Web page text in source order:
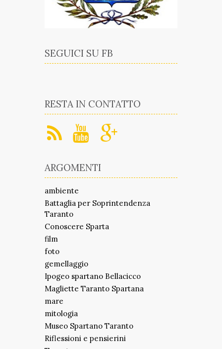
SEGUICI SU FB
RESTA IN CONTATTO
ARGOMENTI
ambiente
Battaglia per Soprintendenza
Taranto
Conoscere Sparta
film
foto
gemellaggio
Ipogeo spartano Bellacicco
Magliette Taranto Spartana
mare
mitologia
Museo Spartano Taranto
Riflessioni e pensierini